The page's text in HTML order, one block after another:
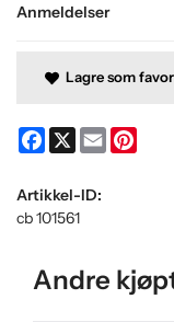
Anmeldelser
Lagre som
Facebook
X Email
Artikkel-ID:
cb 101561
Andre